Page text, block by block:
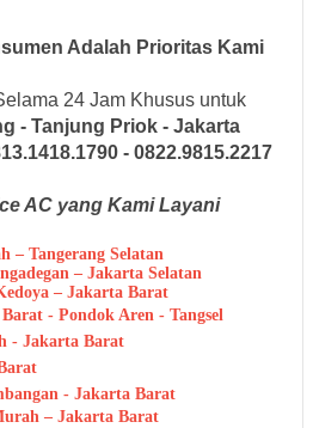
Adalah Prioritas Kami
24 Jam Khusus untuk
- Tanjung Priok - Jakarta
- 0822.9815.2217
AC yang Kami Layani
– Tangerang Selatan
– Jakarta Selatan
– Jakarta Barat
- Pondok Aren - Tangsel
- Jakarta Barat
- Jakarta Barat
– Jakarta Barat